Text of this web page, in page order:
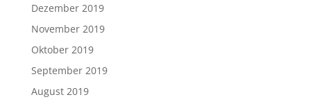
Dezember 2019
November 2019
Oktober 2019
September 2019
August 2019